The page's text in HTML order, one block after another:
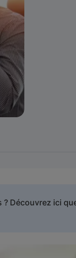
? Découvrez ici